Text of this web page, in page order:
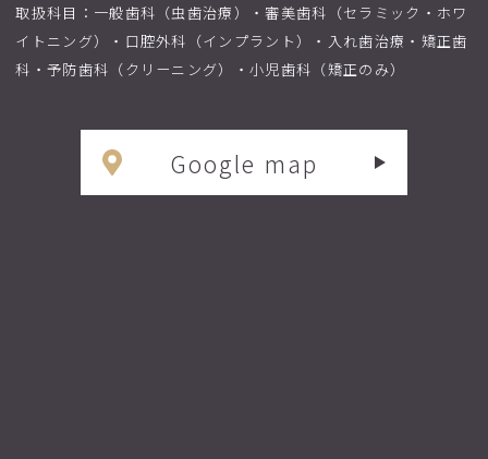
取扱科目：一般歯科（虫歯治療）・審美歯科（セラミック・ホワ
イトニング）・口腔外科（インプラント）・入れ歯治療・矯正歯
科・予防歯科（クリーニング）・小児歯科（矯正のみ）
Google map